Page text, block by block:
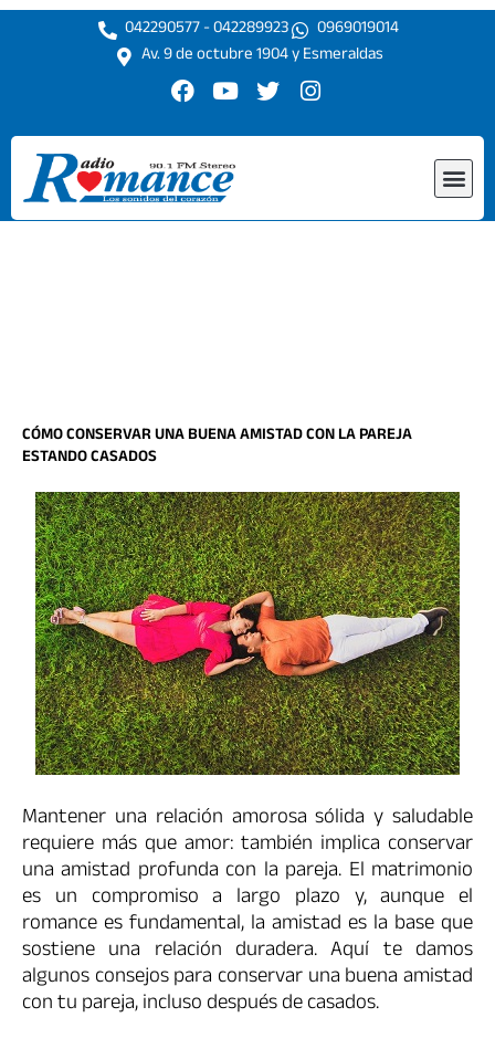
Ir
042290577 - 042289923
0969019014
Av. 9 de octubre 1904 y Esmeraldas
F
c
e
b
o
o
Y
u
t
u
b
e
T
i
r
I
s
r
CÓMO CONSERVAR UNA BUENA AMISTAD CON LA PAREJA
ESTANDO CASADOS
Mantener una relación amorosa sólida y saludable
requiere más que amor: también implica conservar
una amistad profunda con la pareja. El matrimonio
es un compromiso a largo plazo y, aunque el
romance es fundamental, la amistad es la base que
sostiene una relación duradera. Aquí te damos
algunos consejos para conservar una buena amistad
con tu pareja, incluso después de casados.